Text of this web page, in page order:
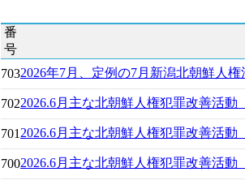
番
号
7032026年7月、定例の7月新潟北朝鮮人権
7022026.6月主な北朝鮮人権犯罪改善活
701 2026.6月主な北朝鮮人権犯罪改善活
7002026.6月主な北朝鮮人権犯罪改善活